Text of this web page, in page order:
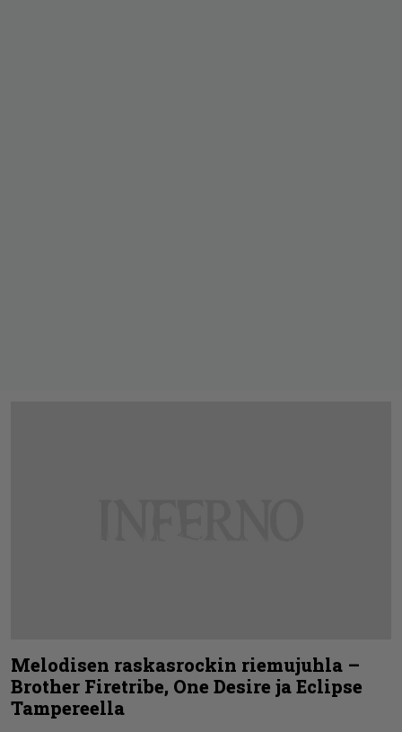
Melodisen raskasrockin riemujuhla –
Brother Firetribe, One Desire ja Eclipse
Tampereella